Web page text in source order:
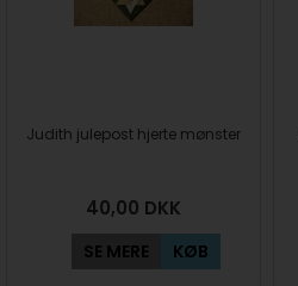
Judith julepost hjerte mønster
40,00 DKK
SE MERE KØB